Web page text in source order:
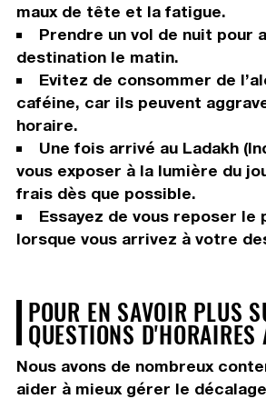
maux de tête et la fatigue.
Prendre un vol de nuit pour
destination le matin.
Evitez de consommer de
caféine, car ils peuvent
horaire.
Une fois arrivé au Ladakh
vous exposer à la lumière du
frais dès que possible.
Essayez de vous reposer le
lorsque vous arrivez à votre
POUR EN SAVOIR PLUS
QUESTIONS D'HORAIRES
Nous avons de nombreux
aider à mieux gérer le